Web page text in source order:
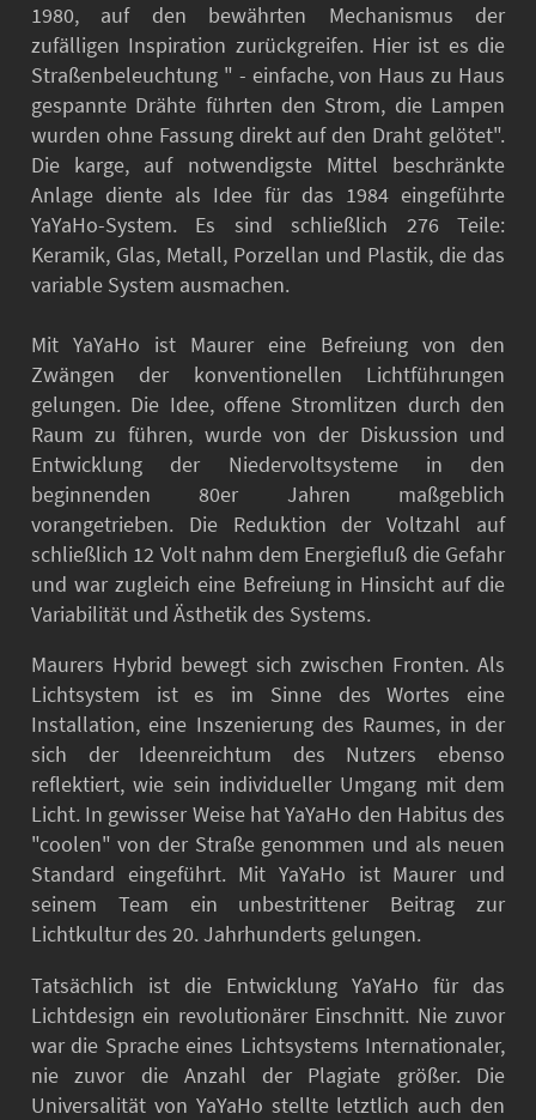
1980, auf den bewährten Mechanismus der
zufälligen Inspiration zurückgreifen. Hier ist es die
Straßenbeleuchtung " - einfache, von Haus zu Haus
gespannte Drähte führten den Strom, die Lampen
wurden ohne Fassung direkt auf den Draht gelötet".
Die karge, auf notwendigste Mittel beschränkte
Anlage diente als Idee für das 1984 eingeführte
YaYaHo-System. Es sind schließlich 276 Teile:
Keramik, Glas, Metall, Porzellan und Plastik, die das
variable System ausmachen.
Mit YaYaHo ist Maurer eine Befreiung von den
Zwängen der konventionellen Lichtführungen
gelungen. Die Idee, offene Stromlitzen durch den
Raum zu führen, wurde von der Diskussion und
Entwicklung der Niedervoltsysteme in den
beginnenden 80er Jahren maßgeblich
vorangetrieben. Die Reduktion der Voltzahl auf
schließlich 12 Volt nahm dem Energiefluß die Gefahr
und war zugleich eine Befreiung in Hinsicht auf die
Variabilität und Ästhetik des Systems.
Maurers Hybrid bewegt sich zwischen Fronten. Als
Lichtsystem ist es im Sinne des Wortes eine
Installation, eine Inszenierung des Raumes, in der
sich der Ideenreichtum des Nutzers ebenso
reflektiert, wie sein individueller Umgang mit dem
Licht. In gewisser Weise hat YaYaHo den Habitus des
"coolen" von der Straße genommen und als neuen
Standard eingeführt. Mit YaYaHo ist Maurer und
seinem Team ein unbestrittener Beitrag zur
Lichtkultur des 20. Jahrhunderts gelungen.
Tatsächlich ist die Entwicklung YaYaHo für das
Lichtdesign ein revolutionärer Einschnitt. Nie zuvor
war die Sprache eines Lichtsystems Internationaler,
nie zuvor die Anzahl der Plagiate größer. Die
Universalität von YaYaHo stellte letztlich auch den